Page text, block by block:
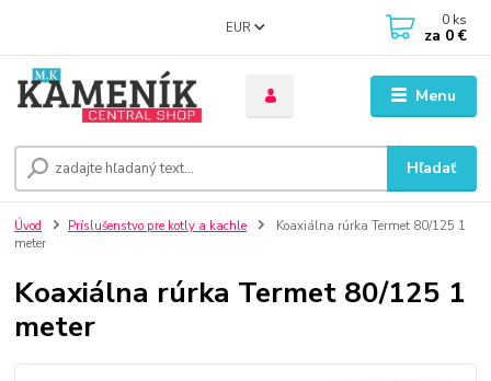
Menu
EUR
Hľadať
0 ks
za 0 €
Úvod Príslušenstvo pre kotly a kachle
Koaxiálna rúrka Termet 80/125 1
meter
Koaxiálna rúrka Termet 80/125 1
meter